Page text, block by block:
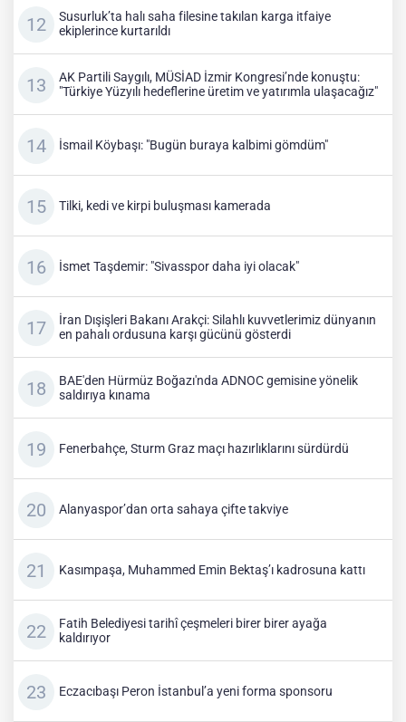
Susurluk’ta halı saha filesine takılan karga itfaiye
ekiplerince kurtarıldı
AK Partili Saygılı, MÜSİAD İzmir Kongresi’nde konuştu:
"Türkiye Yüzyılı hedeflerine üretim ve yatırımla ulaşacağız"
İsmail Köybaşı: "Bugün buraya kalbimi gömdüm"
Tilki, kedi ve kirpi buluşması kamerada
İsmet Taşdemir: "Sivasspor daha iyi olacak"
İran Dışişleri Bakanı Arakçi: Silahlı kuvvetlerimiz dünyanın
en pahalı ordusuna karşı gücünü gösterdi
BAE'den Hürmüz Boğazı'nda ADNOC gemisine yönelik
saldırıya kınama
Fenerbahçe, Sturm Graz maçı hazırlıklarını sürdürdü
Alanyaspor’dan orta sahaya çifte takviye
Kasımpaşa, Muhammed Emin Bektaş’ı kadrosuna kattı
Fatih Belediyesi tarihî çeşmeleri birer birer ayağa
kaldırıyor
Eczacıbaşı Peron İstanbul’a yeni forma sponsoru